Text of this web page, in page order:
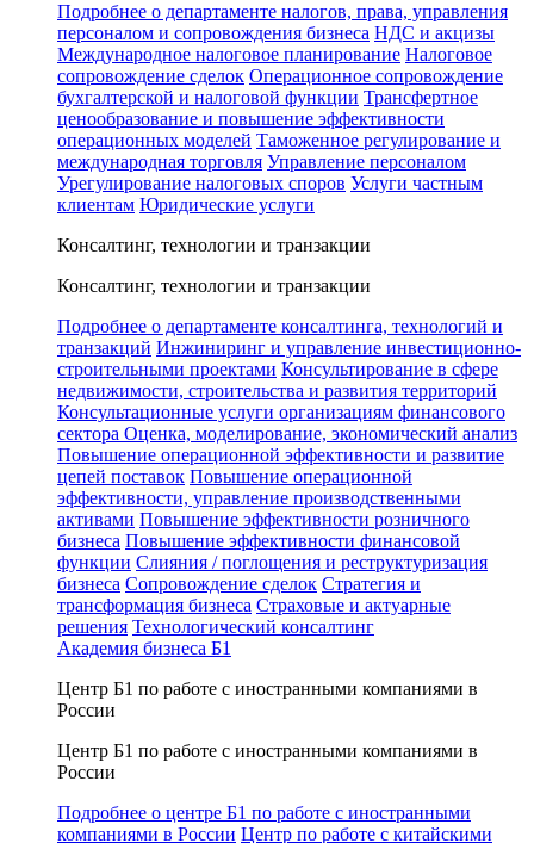
Подробнее о департаменте налогов, права, управления
персоналом и сопровождения бизнеса НДС и акцизы
Международное налоговое планирование Налоговое
сопровождение сделок Операционное сопровождение
бухгалтерской и налоговой функции Трансфертное
ценообразование и повышение эффективности
операционных моделей Таможенное регулирование и
международная торговля Управление персоналом
Урегулирование налоговых споров Услуги частным
клиентам Юридические услуги
Консалтинг, технологии и транзакции
Консалтинг, технологии и транзакции
Подробнее о департаменте консалтинга, технологий и
транзакций Инжиниринг и управление инвестиционно-
строительными проектами Консультирование в сфере
недвижимости, строительства и развития территорий
Консультационные услуги организациям финансового
сектора Оценка, моделирование, экономический анализ
Повышение операционной эффективности и развитие
цепей поставок Повышение операционной
эффективности, управление производственными
активами Повышение эффективности розничного
бизнеса Повышение эффективности финансовой
функции Слияния / поглощения и реструктуризация
бизнеса Сопровождение сделок Стратегия и
трансформация бизнеса Страховые и актуарные
решения Технологический консалтинг
Академия бизнеса Б1
Центр Б1 по работе с иностранными компаниями в
России
Центр Б1 по работе с иностранными компаниями в
России
Подробнее о центре Б1 по работе с иностранными
компаниями в России Центр по работе с китайскими